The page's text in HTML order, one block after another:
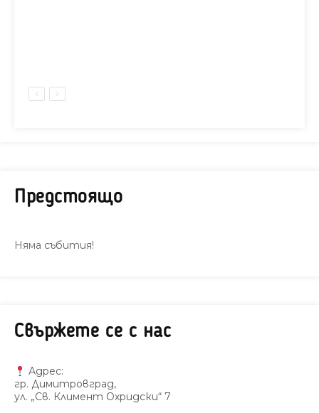
Предстоящо
Няма събития!
Свържете се с нас
Адрес:
гр. Димитровград,
ул. „Св. Климент Охридски“ 7